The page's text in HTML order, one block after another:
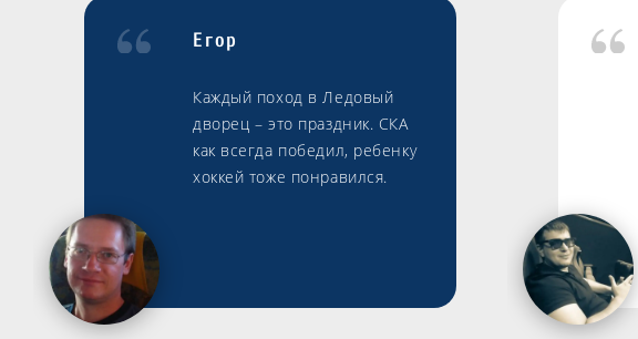
Егор
Каждый поход в Ледовый
дворец – это праздник. СКА
как всегда победил, ребенку
хоккей тоже понравился.